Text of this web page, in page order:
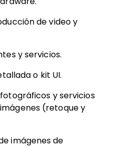
de video y
y servicios.
o kit UI.
y servicios
(retoque y
imágenes de